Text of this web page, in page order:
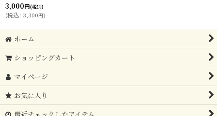
3,000円(税別)
(税込: 3,300円)
ホーム
ショッピングカート
マイページ
お気に入り
最近チェックしたアイテム